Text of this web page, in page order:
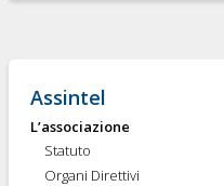
Assintel
L’associazione
Statuto
Organi Direttivi